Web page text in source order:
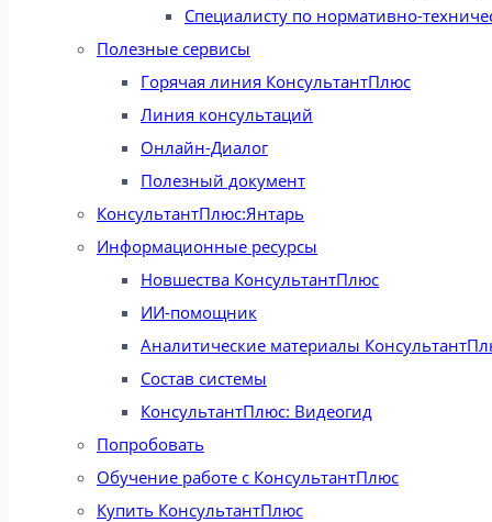
Специалисту по нормативно-
Полезные сервисы
Горячая линия КонсультантПлюс
Линия консультаций
Онлайн-Диалог
Полезный документ
КонсультантПлюс:Янтарь
Информационные ресурсы
Новшества КонсультантПлюс
ИИ-помощник
Аналитические материалы
Состав системы
КонсультантПлюс: Видеогид
Попробовать
Обучение работе с КонсультантПлюс
Купить КонсультантПлюс